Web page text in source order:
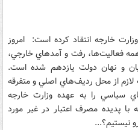
خارجه انتقاد کرده است: امروز
فعاليت‌ها، رفت و آمدهاي خارجي،
و نهان دولت يازدهم شده است.
لازم از محل رديف‌هاي اصلي و متفرقه
سياسي را به عهده وزارت خارجه
با پديده مصرف اعتبار در غير مورد
نيستيم؟...